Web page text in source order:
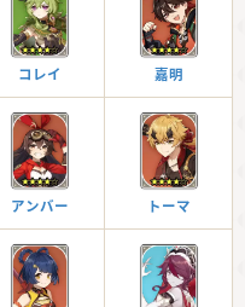
コレイ 嘉明
アンバー トーマ